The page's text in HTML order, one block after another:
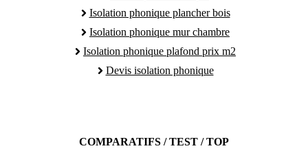
Isolation phonique plancher bois
Isolation phonique mur chambre
Isolation phonique plafond prix m2
Devis isolation phonique
COMPARATIFS / TEST / TOP